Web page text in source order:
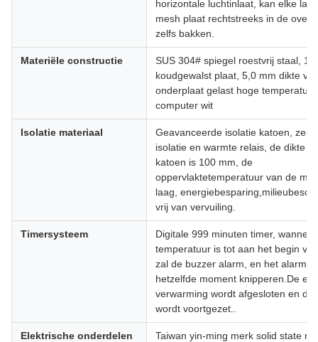
horizontale luchtinlaat, kan elke
mesh plaat rechtstreeks in de oven
zelfs bakken.
Materiële constructie
SUS 304# spiegel roestvrij staal,
koudgewalst plaat, 5,0 mm dikte
onderplaat gelast hoge
computer wit
Isolatie materiaal
Geavanceerde isolatie katoen, zes
isolatie en warmte relais, de dikte
katoen is 100 mm, de
oppervlaktetemperatuur van de
laag,
vrij van vervuiling.
Timersysteem
Digitale 999 minuten timer,
temperatuur is tot aan het begin
zal de buzzer alarm, en het alarm
hetzelfde moment knipperen.De
verwarming wordt afgesloten en de
wordt voortgezet..
Elektrische onderdelen
Taiwan yin-ming merk solid state